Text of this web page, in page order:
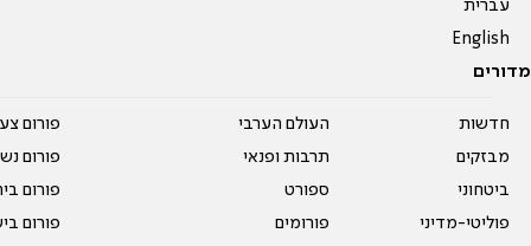
עברית
English
מדורים
חדשות
מבזקים
ביטחוני
פוליטי-מדיני
העולם הערבי
תרבות ופנאי
ספורט
פורומים
פורום
פורום
פורום
פורום